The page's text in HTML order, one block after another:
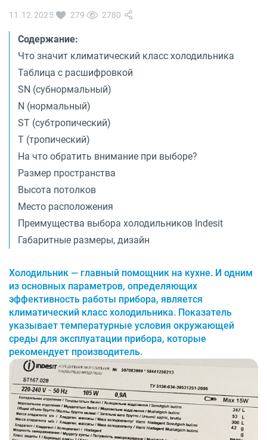
Технологии
Сервис
Вопрос-ответ
Библиотека
8 800 3333 887
11.12.2025 279 2780
Содержание:
Что значит климатический класс холодильника
Таблица с расшифровкой
SN (субнормальный)
N (нормальный)
ST (субтропический)
T (тропический)
На что обратить внимание при выборе?
Размер пространства
Высота потолков
Место расположения
Преимущества выбора холодильников Indesit
Габаритные размеры, дизайн
Холодильник — главный помощник на кухне. И одним
из основных параметров, определяющих
эффективность работы прибора, является
климатический класс холодильника. Показатель
указывает температурные условия окружающей
среды для эксплуатации прибора, которые
рекомендует производитель.